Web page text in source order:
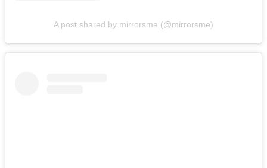
A post shared by mirrorsme (@mirrorsme)